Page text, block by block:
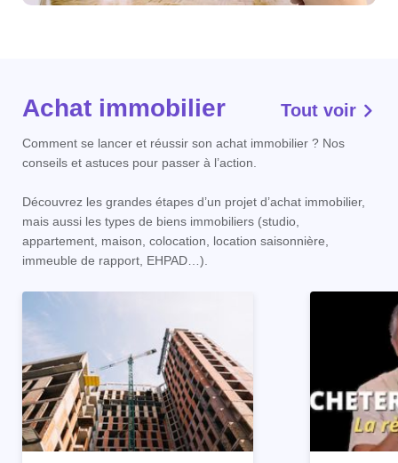
Achat immobilier Tout voir
Comment se lancer et réussir son achat immobilier ? Nos
conseils et astuces pour passer à l’action.
Découvrez les grandes étapes d’un projet d’achat immobilier,
mais aussi les types de biens immobiliers (studio,
appartement, maison, colocation, location saisonnière,
immeuble de rapport, EHPAD…).